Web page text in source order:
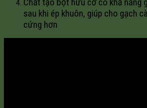
Chất tạo bọt hữu cơ có khả năng
sau khi ép khuôn, giúp cho gạch
cứng hơn